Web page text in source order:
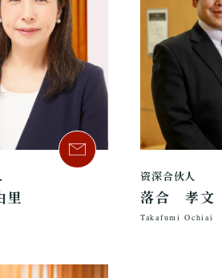
资深合伙人
落合 孝文
Takafumi Ochiai